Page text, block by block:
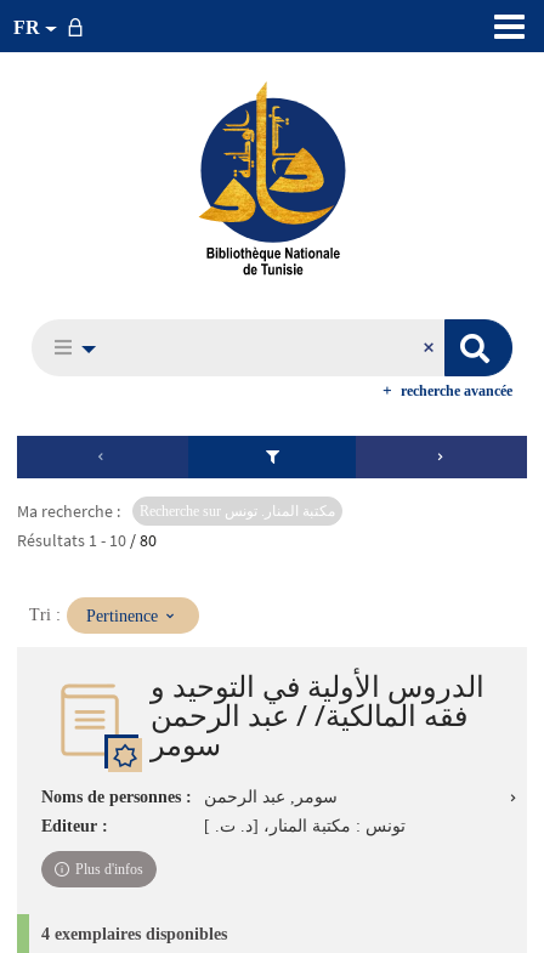
FR
recherche avancée
Ma recherche : Recherche sur مكتبة المنار. تونس
Résultats 1 - 10 / 80
Tri : (Mise
immédiate)
Pertinence
الدروس الأولية في التوحيد و
فقه المالكية/ / عبد الرحمن
سومر
Noms de personnes :
سومر, عبد الرحمن
Editeur :
تونس : مكتبة المنار، [د. ت. ]
Plus d'infos
4 exemplaires disponibles